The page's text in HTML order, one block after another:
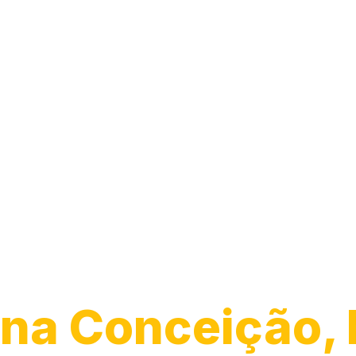
na Conceição,